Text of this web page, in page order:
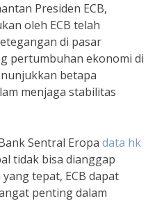
Presiden ECB,
oleh ECB telah
di pasar
pertumbuhan ekonomi di
betapa
menjaga stabilitas
Sentral Eropa data hk
tidak bisa dianggap
tepat, ECB dapat
penting dalam